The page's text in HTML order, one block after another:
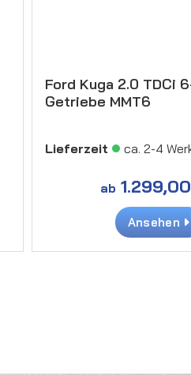
Ford Kuga 2.0 TDCi
Getriebe MMT6
Lieferzeit ca. 2-4
ab
Ansehen